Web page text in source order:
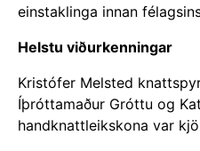
einstaklinga innan
Helstu viðurkenningar
Kristófer Melsted
Íþróttamaður Gróttu og
handknattleikskona var